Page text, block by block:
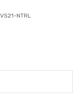
NTRL